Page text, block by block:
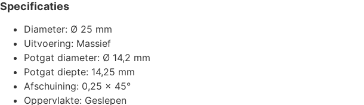
Specificaties
Diameter: Ø 25 mm
Uitvoering: Massief
Potgat diameter: Ø 14,2 mm
Potgat diepte: 14,25 mm
Afschuining: 0,25 x 45°
Oppervlakte: Geslepen